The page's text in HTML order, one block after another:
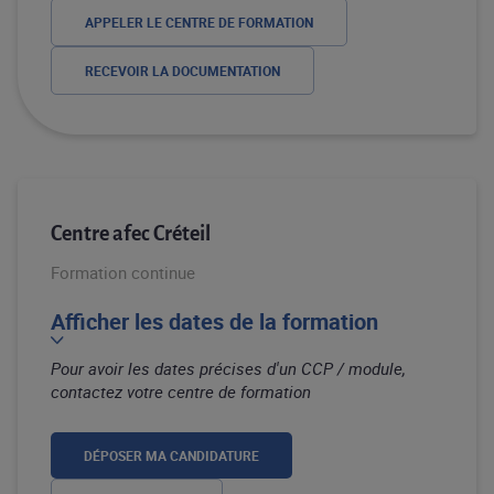
APPELER LE CENTRE DE FORMATION
RECEVOIR LA DOCUMENTATION
Centre afec Créteil
Formation continue
Afficher les dates de la formation
Pour avoir les dates précises d'un CCP / module,
contactez votre centre de formation
DÉPOSER MA CANDIDATURE